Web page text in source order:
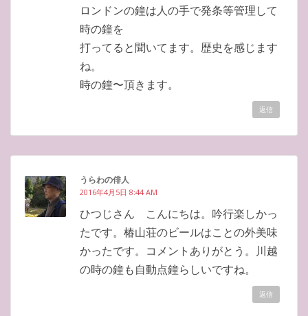
ロンドンの鐘は人の手で発条等管理して
時の鐘を
打ってると聞いてます。歴史を感じます
ね。
時の鐘〜頂きます。
返信
うらわの俳人
2016年4月5日 8:44 AM
ひつじさん こんにちは。吟行楽しかっ
たです。椿山荘のビールはことの外美味
かったです。コメントありがとう。川越
の時の鐘も自動点鐘らしいですね。
返信